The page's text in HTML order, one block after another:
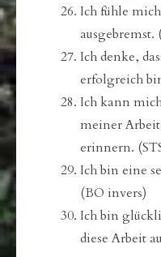
Ich fühle
ausgebremst.
Ich denke,
erfolgreich
Ich kann
meiner
erinnern.
Ich bin eine
(BO invers)
Ich bin
diese Arbeit